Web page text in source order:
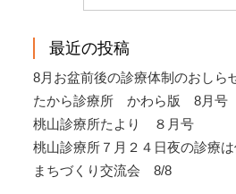
最近の投稿
8月お盆前後の診療体制のおしら
たから診療所 かわら版 8月号
桃山診療所たより ８月号
桃山診療所７月２４日夜の診療
まちづくり交流会 8/8